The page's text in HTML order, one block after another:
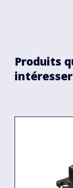
Produits
intéresser